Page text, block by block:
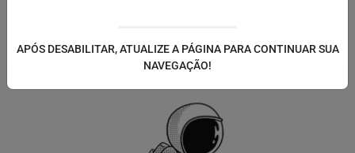
APÓS DESABILITAR, ATUALIZE A PÁGINA PARA CONTINUAR SUA
NAVEGAÇÃO!